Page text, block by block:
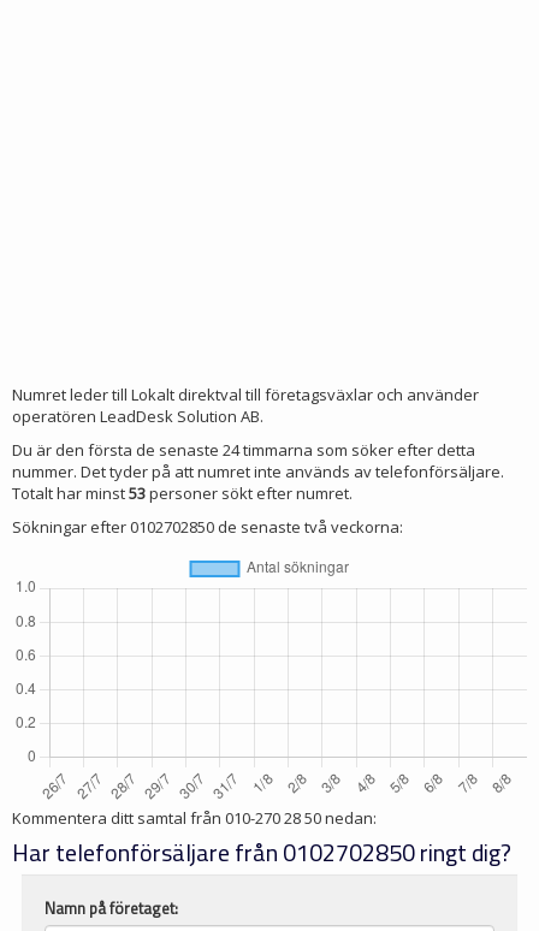
Numret leder till Lokalt direktval till företagsväxlar och använder
operatören LeadDesk Solution AB.
Du är den första de senaste 24 timmarna som söker efter detta
nummer. Det tyder på att numret inte används av telefonförsäljare.
Totalt har minst53personer sökt efter numret.
Sökningar efter 0102702850 de senaste två veckorna:
Kommentera ditt samtal från 010-270 28 50nedan:
Har telefonförsäljare från 0102702850 ringt dig?
Namn på företaget: